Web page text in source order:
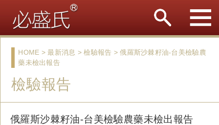
檢驗報告
HOME > 最新消息 > 檢驗報告 > 俄羅斯沙棘籽油-台美檢驗農
藥未檢出報告
俄羅斯沙棘籽油-台美檢驗農藥未檢出報告